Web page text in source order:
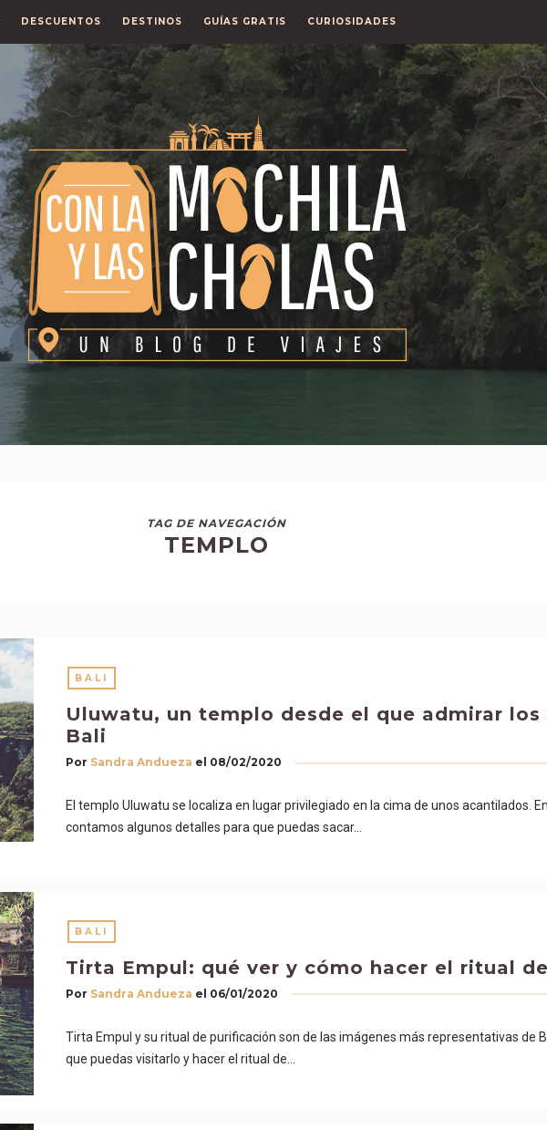
DESCUENTOS DESTINOS GUÍAS GRATIS CURIOSIDADES
TAG DE NAVEGACIÓN
TEMPLO
BALI
Uluwatu, un templo desde el que admirar
Bali
Por Sandra Andueza el 08/02/2020
El templo Uluwatu se localiza en lugar privilegiado en la cima de unos acantilados.
contamos algunos detalles para que puedas sacar…
BALI
Tirta Empul: qué ver y cómo hacer el ritual
Por Sandra Andueza el 06/01/2020
Tirta Empul y su ritual de purificación son de las imágenes más representativas de
que puedas visitarlo y hacer el ritual de…